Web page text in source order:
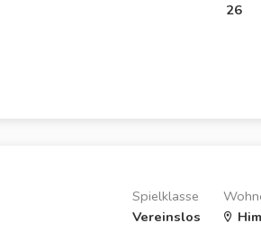
26
Spielklasse
Vereinslos